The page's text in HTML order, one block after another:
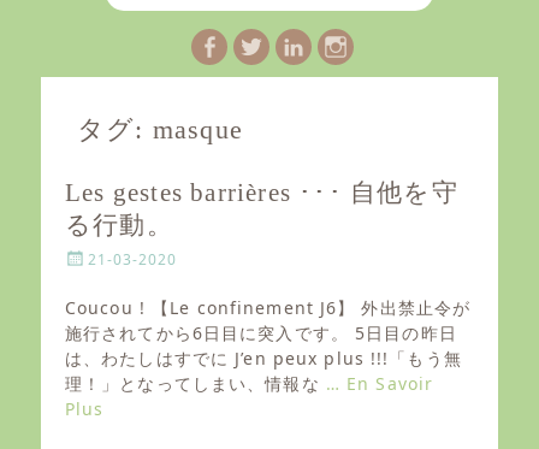
Facebook
TwitterLinkedIn
Instagram
タグ: masque
Les gestes barrières ･･･ 自他を守
る行動。
P
s
t
e
d
o
n
21-03-2020
Coucou ! 【Le confinement J6】 外出禁止令が
施行されてから6日目に突入です。 5日目の昨日
は、わたしはすでに J’en peux plus !!!「もう無
理！」となってしまい、情報な … En Savoir
Plus